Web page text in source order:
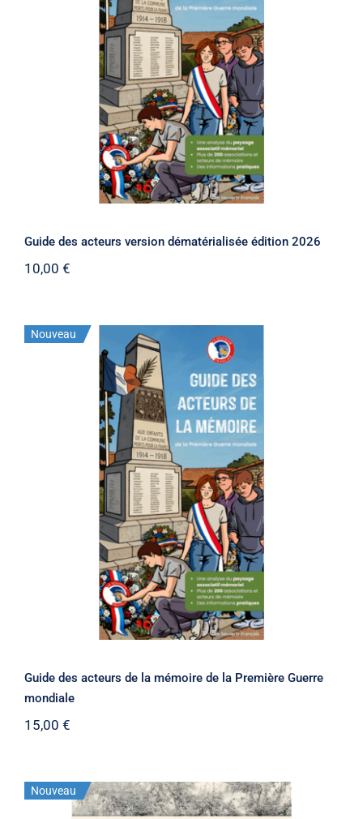
Guide des acteurs version
dématérialisée édition 2026
Guide des acteurs version dématérialisée édition 2026
10,00 €
Nouveau
Guide des acteurs de la mémoire de la
Première Guerre mondiale
Guide des acteurs de la mémoire de la Première Guerre
mondiale
15,00 €
Nouveau